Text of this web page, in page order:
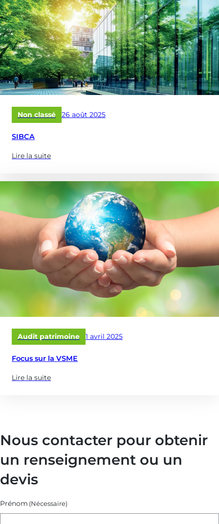
nos
webinaires
–
Octobre
2025)
Non classé
Publié
le
26 août 2025
SIBCA
Lire la suite
(à
de
:
Audit patrimoine
Publié
le
1 avril 2025
Focus sur la VSME
Lire la suite
(à
sur
VSME)
Nous contacter pour obtenir
un renseignement ou un
devis
Prénom (Nécessaire)